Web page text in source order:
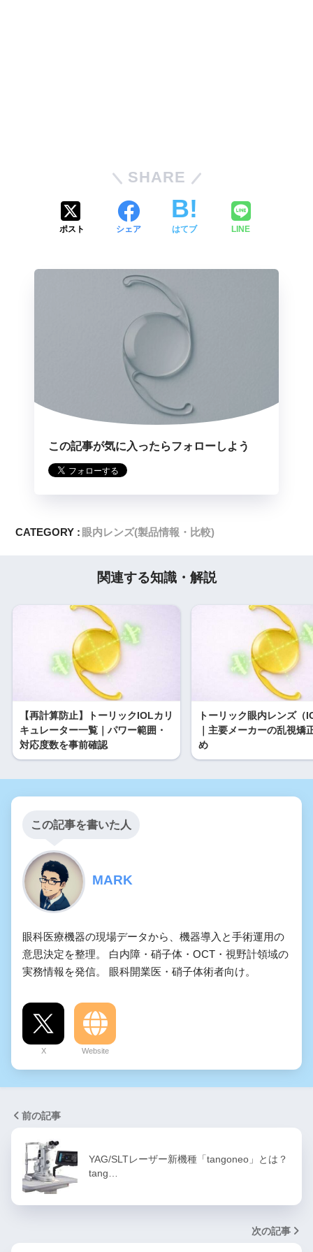
SHARE
ポスト シェア はてブ LINE
この記事が気に入ったらフォローしよう
CATEGORY : 眼内レンズ(製品情報・比較)
関連する知識・解説
【再計算防止】トーリックIOLカリ
キュレーター一覧｜パワー範囲・
対応度数を事前確認
トーリック眼内レンズ（
｜主要メーカーの乱視矯
め
この記事を書いた人
MARK
眼科医療機器の現場データから、機器導入と手術運用の
意思決定を整理。 白内障・硝子体・OCT・視野計領域の
実務情報を発信。 眼科開業医・硝子体術者向け。
X Website
前の記事
YAG/SLTレーザー新機種「tangoneo」とは？
tang…
次の記事